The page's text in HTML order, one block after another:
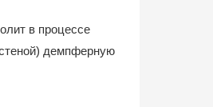
в процессе
демпферную